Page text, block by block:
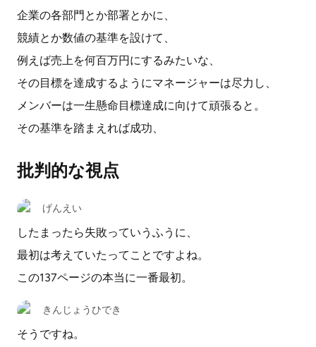
企業の各部門とか部署とかに、
競績とか数値の基準を設けて、
例えば売上を何百万円にするみたいな、
その目標を達成するようにマネージャーは尽力し、
メンバーは一生懸命目標達成に向けて頑張ると。
その基準を踏まえれば成功、
批判的な視点
げんえい
したまったら失敗っていうふうに、
最初は考えていたってことですよね。
この137ページの本当に一番最初。
きんじょうひでき
そうですね。